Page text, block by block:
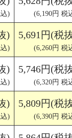
) (6,190円 税
)
)
5,691円(税
(6,260円 税
)
)
5,746円(税
(6,320円 税
)
)
5,809円(税
(6,390円 税